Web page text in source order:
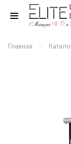
Главная –